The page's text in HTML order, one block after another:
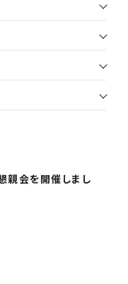
親会を開催しまし